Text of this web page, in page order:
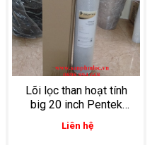
Lõi lọc than hoạt tính
big 20 inch Pentek
xuất xứ Mỹ
Liên hệ